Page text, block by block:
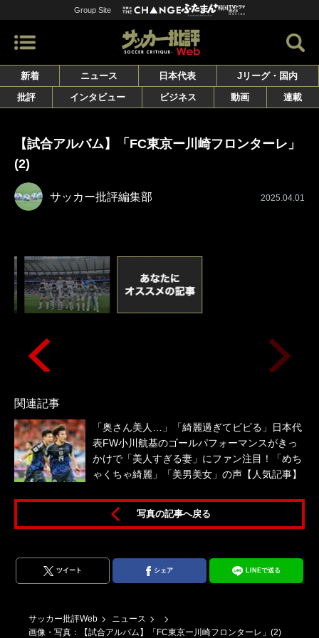
Group Site
新着 ニュース 日本代表
Jリーグ・国内
批評
インタビュー ビジネス 動画 連載
【試合アルバム】「FC東京ー川崎フロンターレ」
(2)
サッカー批評編集部 2025.04.01
関連記事
「奥さん美人…」「綺麗過ぎてビビる」日本代
表FW小川航基のゴールパフォーマンスがきっ
かけで「美人すぎる妻」にファン注目！「めち
ゃくちゃ綺麗」「美男美女」の声【人気記事】
写真の記事へ戻る
ツイート シェア LINEで送る
サッカー批評Web
ニュース
画像・写真：【試合アルバム】「FC東京ー川崎フロンターレ」(2)